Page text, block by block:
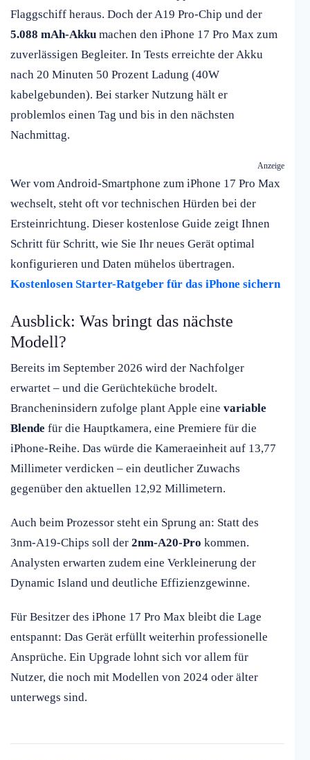
Flaggschiff heraus. Doch der A19 Pro-Chip und der
5.088 mAh-Akku machen den iPhone 17 Pro Max zum
zuverlässigen Begleiter. In Tests erreichte der Akku
nach 20 Minuten 50 Prozent Ladung (40W
kabelgebunden). Bei starker Nutzung hält er
problemlos einen Tag und bis in den nächsten
Nachmittag.
Anzeige
Wer vom Android-Smartphone zum iPhone 17 Pro Max
wechselt, steht oft vor technischen Hürden bei der
Ersteinrichtung. Dieser kostenlose Guide zeigt Ihnen
Schritt für Schritt, wie Sie Ihr neues Gerät optimal
konfigurieren und Daten mühelos übertragen.
Kostenlosen Starter-Ratgeber für das iPhone sichern
Ausblick: Was bringt das nächste
Modell?
Bereits im September 2026 wird der Nachfolger
erwartet – und die Gerüchteküche brodelt.
Brancheninsidern zufolge plant Apple eine variable
Blende für die Hauptkamera, eine Premiere für die
iPhone-Reihe. Das würde die Kameraeinheit auf 13,77
Millimeter verdicken – ein deutlicher Zuwachs
gegenüber den aktuellen 12,92 Millimetern.
Auch beim Prozessor steht ein Sprung an: Statt des
3nm-A19-Chips soll der 2nm-A20-Pro kommen.
Analysten erwarten zudem eine Verkleinerung der
Dynamic Island und deutliche Effizienzgewinne.
Für Besitzer des iPhone 17 Pro Max bleibt die Lage
entspannt: Das Gerät erfüllt weiterhin professionelle
Ansprüche. Ein Upgrade lohnt sich vor allem für
Nutzer, die noch mit Modellen von 2024 oder älter
unterwegs sind.